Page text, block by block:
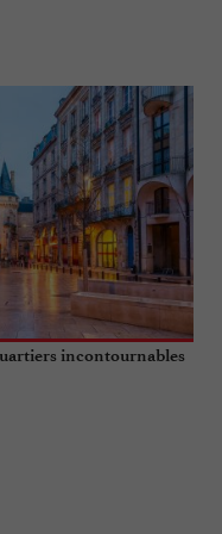
incontournables